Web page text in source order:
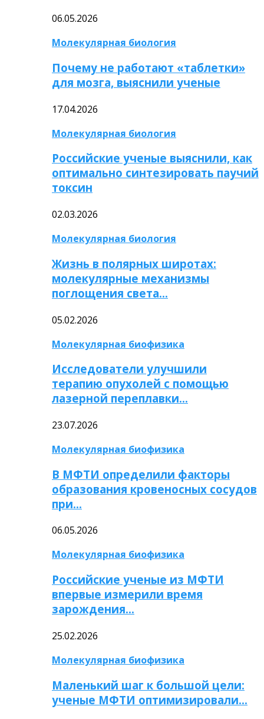
06.05.2026
Молекулярная биология
Почему не работают «таблетки»
для мозга, выяснили ученые
17.04.2026
Молекулярная биология
Российские ученые выяснили, как
оптимально синтезировать паучий
токсин
02.03.2026
Молекулярная биология
Жизнь в полярных широтах:
молекулярные механизмы
поглощения света…
05.02.2026
Молекулярная биофизика
Исследователи улучшили
терапию опухолей с помощью
лазерной переплавки…
23.07.2026
Молекулярная биофизика
В МФТИ определили факторы
образования кровеносных сосудов
при…
06.05.2026
Молекулярная биофизика
Российские ученые из МФТИ
впервые измерили время
зарождения…
25.02.2026
Молекулярная биофизика
Маленький шаг к большой цели:
ученые МФТИ оптимизировали…